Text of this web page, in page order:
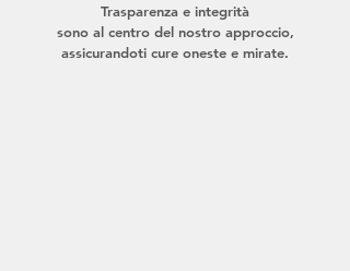
Trasparenza e integrità
sono al centro del nostro approccio,
assicurandoti cure oneste e mirate.